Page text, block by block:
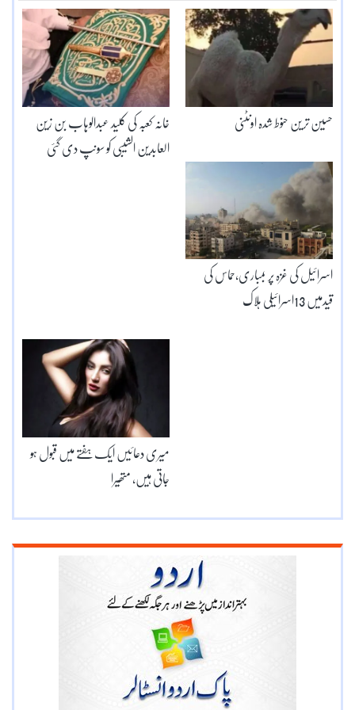
خانہ کعبہ کی کلید عبدالوہاب بن زین
العابدین الشیبی کو سونپ دی گئی
حسین ترین حنوط شدہ اونٹنی
اسرائیل کی غزہ پر بمباری،حماس کی
قیدمیں 13اسرائیلی ہلاک
میری دعائیں ایک ہفتے میں قبول ہو
جاتی ہیں، متھیرا